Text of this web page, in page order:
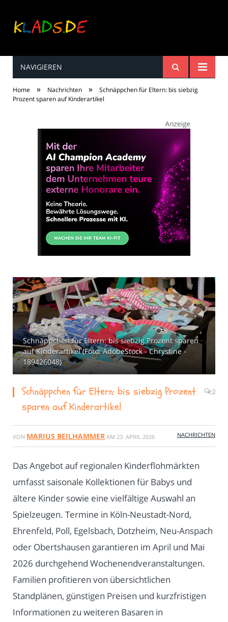
Kinderreime, Spiele,
Spaß ...
NAVIGIEREN
Home » Nachrichten »
Schnäppchen für Eltern: bis siebzig
Prozent sparen auf Kinderartikel
Schnäppchen für Eltern: bis siebzig Prozent sparen
auf Kinderartikel (Foto: AdobeStock - Chrystine -
189426048)
Schnäppchen für Eltern: bis siebzig Prozent
sparen auf Kinderartikel
0
VON MARIUS BEILHAMMER AM 23. APRIL 2026 NACHRICHTEN
Das Angebot auf regionalen Kinderflohmärkten
umfasst saisonale Kollektionen für Babys und
ältere Kinder sowie eine vielfältige Auswahl an
Spielzeugen. Termine in Köln-Neustadt-Nord,
Ehrenfeld, Poll, Egelsbach, Dotzheim, Neu-Anspach
oder Obertshausen garantieren im April und Mai
2026 durchgehend Wochenendveranstaltungen.
Familien profitieren von übersichtlichen
Standplänen, günstigen Preisen und kurzfristigen
Informationen zu weiteren Basaren in